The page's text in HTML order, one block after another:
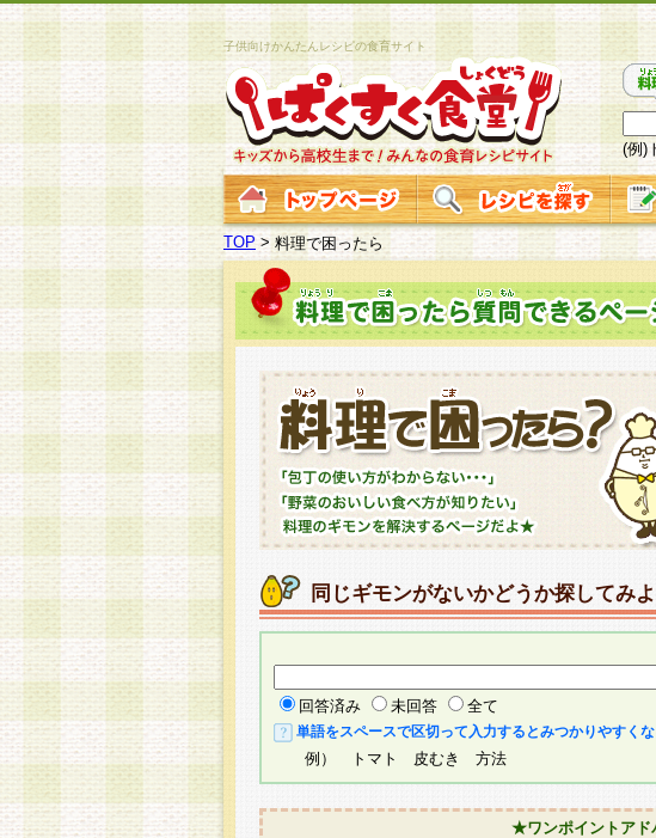
子供向けかんたんレシピの食育サイト
(例)
TOP > 料理で困ったら
同じギモンがないかどうか探してみよ
回答済み 未回答 全て
単語をスペースで区切って入力するとみつかりやすくな
例） トマト 皮むき 方法
★ワンポイントア